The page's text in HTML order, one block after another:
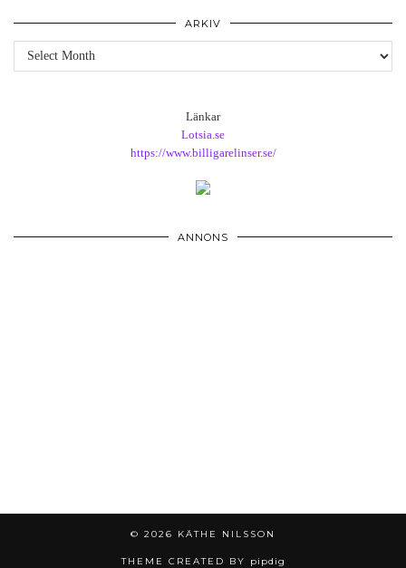
ARKIV
Arkiv
Länkar
Lotsia.se
https://www.billigarelinser.se/
ANNONS
© 2026 KÄTHE NILSSON
THEME CREATED BY pipdig